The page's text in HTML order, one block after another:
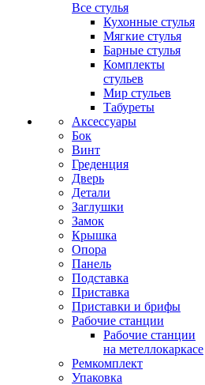
Все стулья
Кухонные стулья
Мягкие стулья
Барные стулья
Комплекты
стульев
Мир стульев
Табуреты
Аксессуары
Бок
Винт
Греденция
Дверь
Детали
Заглушки
Замок
Крышка
Опора
Панель
Подставка
Приставка
Приставки и брифы
Рабочие станции
Рабочие станции
на метеллокаркасе
Ремкомплект
Упаковка